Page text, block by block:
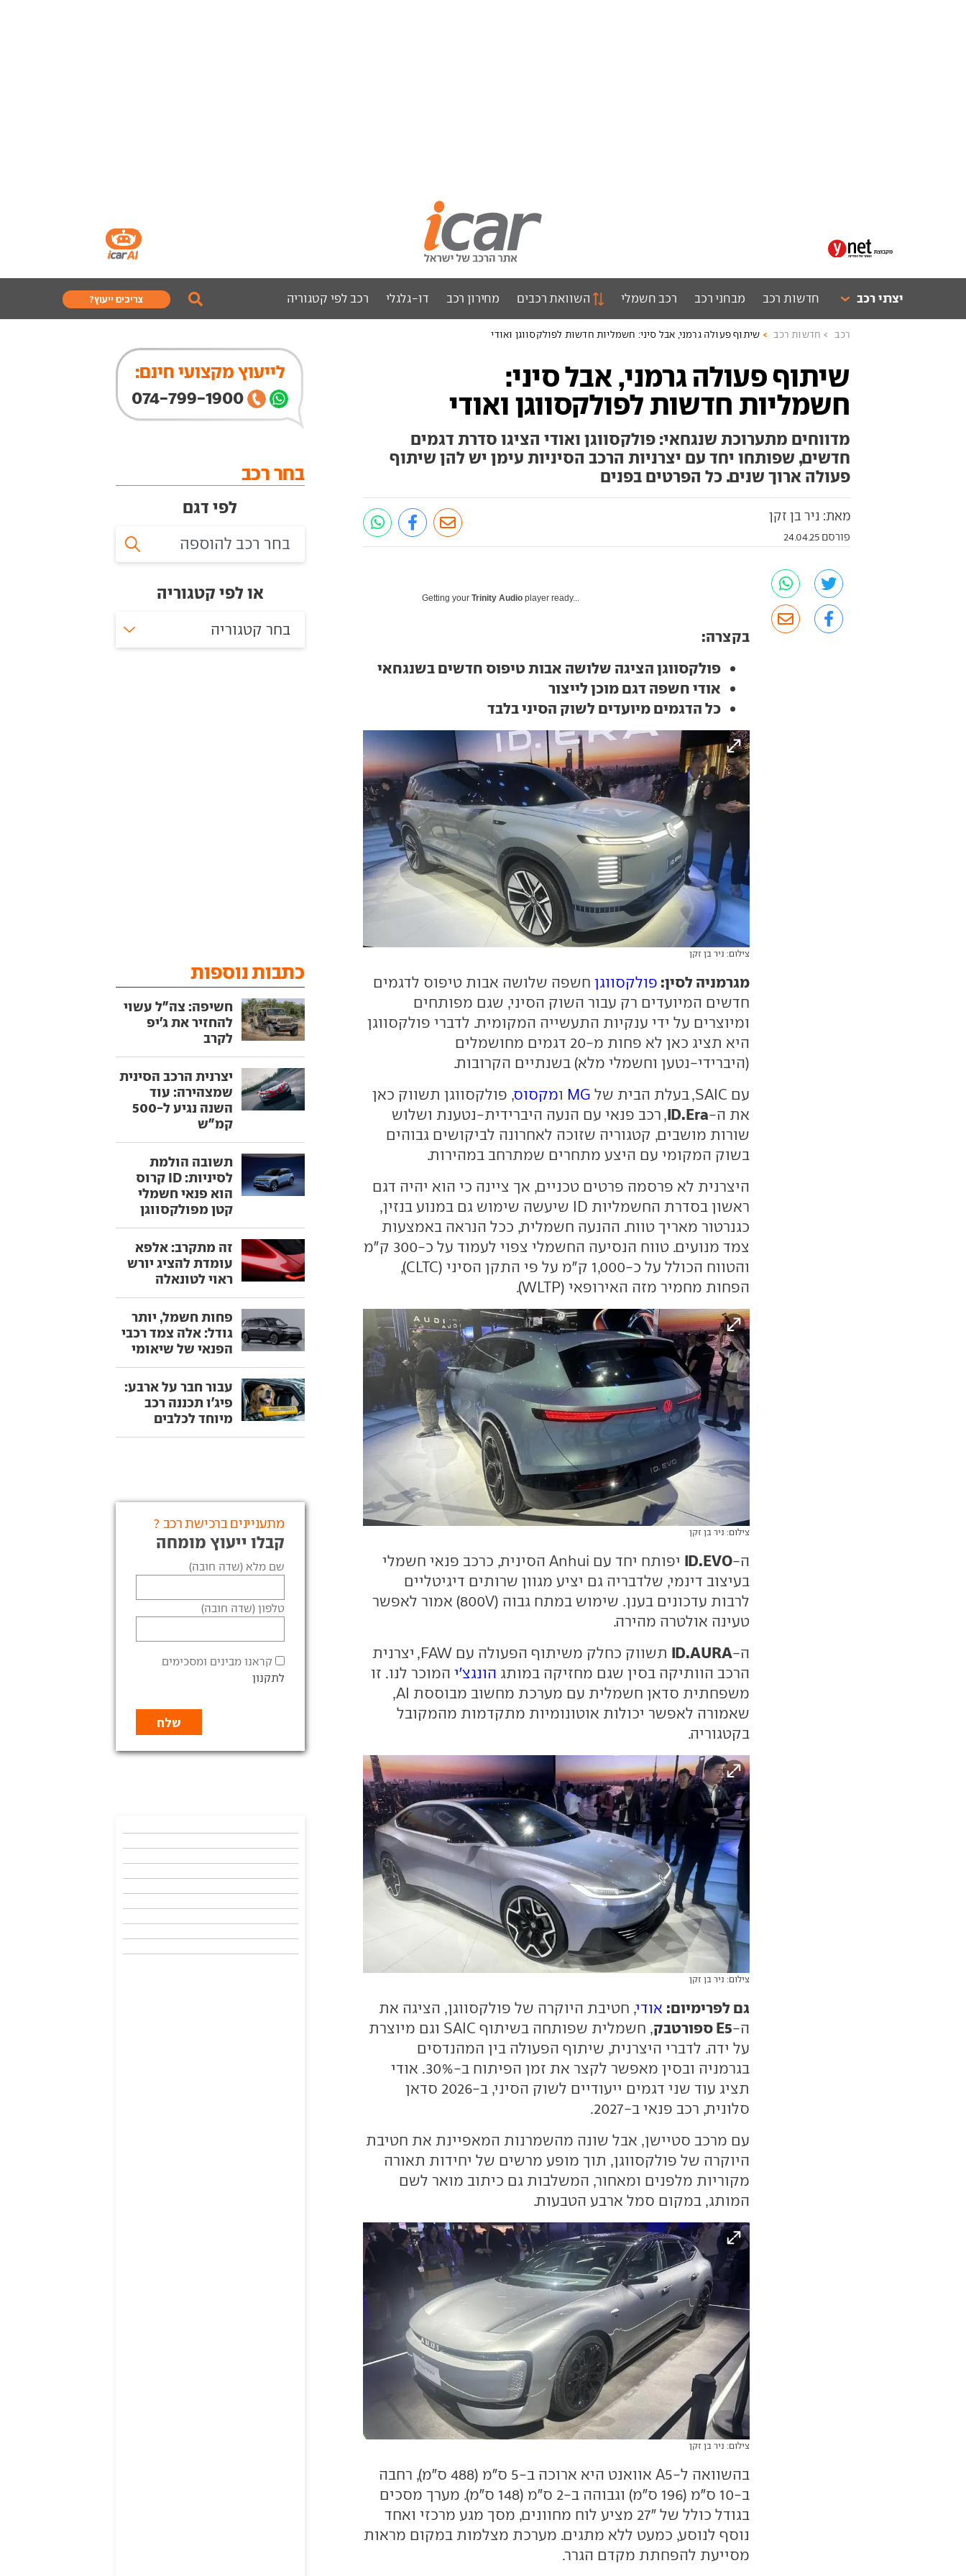
יצרני רכב חדשות רכב מבחני רכב רכב חשמלי השוואת רכבים מחירון רכב דו-גלגלי רכב לפי קטגוריה צריכים ייעוץ?
רכב חדשות רכב שיתוף פעולה גרמני, אבל סיני: חשמליות חדשות לפולקסווגן ואודי
שיתוף פעולה גרמני, אבל סיני:
חשמליות חדשות לפולקסווגן ואודי
מדווחים מתערוכת שנגחאי: פולקסווגן ואודי הציגו סדרת דגמים
חדשים, שפותחו יחד עם יצרניות הרכב הסיניות עימן יש להן שיתוף
פעולה ארוך שנים. כל הפרטים בפנים
מאת: ניר בן זקן
פורסם 24.04.25
Getting yourTrinity Audio player ready...
בקצרה:
פולקסווגן הציגה שלושה אבות טיפוס חדשים בשנגחאי
אודי חשפה דגם מוכן לייצור
כל הדגמים מיועדים לשוק הסיני בלבד
צילום: ניר בן זקן
מגרמניה לסין: פולקסווגן חשפה שלושה אבות טיפוס לדגמים
חדשים המיועדים רק עבור השוק הסיני, שגם מפותחים
ומיוצרים על ידי ענקיות התעשייה המקומית. לדברי פולקסווגן
היא תציג כאן לא פחות מ-20 דגמים מחושמלים
(היברידי-נטען וחשמלי מלא) בשנתיים הקרובות.
עם SAIC, בעלת הבית של
MG ומקסוס, פולקסווגן תשווק כאן
את ה-ID.Era, רכב פנאי עם הנעה היברידית-נטענת ושלוש
שורות מושבים, קטגוריה שזוכה לאחרונה לביקושים גבוהים
בשוק המקומי עם היצע מתחרים שמתרחב במהירות.
היצרנית לא פרסמה פרטים טכניים, אך ציינה כי הוא יהיה דגם
ראשון בסדרת החשמליות ID שיעשה שימוש גם במנוע בנזין,
כגנרטור מאריך טווח. ההנעה חשמלית, ככל הנראה באמצעות
צמד מנועים. טווח הנסיעה החשמלי צפוי לעמוד על כ-300 ק״מ
והטווח הכולל על כ-1,000 ק״מ על פי התקן הסיני (CLTC),
הפחות מחמיר מזה האירופאי (WLTP).
צילום: ניר בן זקן
ה-ID.EVO
יפותח יחד עם Anhui הסינית, כרכב פנאי חשמלי
בעיצוב דינמי, שלדבריה גם יציע מגוון שרותים דיגיטליים
לרבות עדכונים בענן. שימוש במתח גבוה (800V) אמור לאפשר
טעינה אולטרה מהירה.
ה-ID.AURA
תשווק כחלק משיתוף הפעולה עם FAW, יצרנית
הרכב הוותיקה בסין שגם מחזיקה במותג הונגצ'י המוכר לנו. זו
משפחתית סדאן חשמלית עם מערכת מחשוב מבוססת AI,
שאמורה לאפשר יכולות אוטונומיות מתקדמות מהמקובל
בקטגוריה.
צילום: ניר בן זקן
גם לפרימיום: אודי, חטיבת היוקרה של פולקסווגן, הציגה את
ה-E5 ספורטבק
, חשמלית שפותחה בשיתוף SAIC וגם מיוצרת
על ידה. לדברי היצרנית, שיתוף הפעולה בין המהנדסים
בגרמניה ובסין מאפשר לקצר את זמן הפיתוח ב-30%. אודי
תציג עוד שני דגמים ייעודיים לשוק הסיני, ב-2026 סדאן
סלונית, רכב פנאי ב-2027.
עם מרכב סטיישן, אבל שונה מהשמרנות המאפיינת את חטיבת
היוקרה של פולקסווגן, תוך מופע מרשים של יחידות תאורה
מקוריות מלפנים ומאחור, המשלבות גם כיתוב מואר לשם
המותג, במקום סמל ארבע הטבעות.
צילום: ניר בן זקן
בהשוואה ל-A5 אוואנט היא ארוכה ב-5 ס"מ (488 ס"מ), רחבה
ב-10 ס"מ (196 ס"מ) וגבוהה ב-2 ס"מ (148 ס"מ). מערך מסכים
בגודל כולל של "27 מציע לוח מחוונים, מסך מגע מרכזי ואחד
נוסף לנוסע, כמעט ללא מתגים. מערכת מצלמות במקום מראות
מסייעת להפחתת מקדם הגרר.
לייעוץ מקצועי חינם:
074-799-1900
בחר רכב
לפי דגם
או לפי קטגוריה
בחר קטגוריה
כתבות נוספות
חשיפה: צה"ל עשוי
להחזיר את ג'יפ
לקרב
יצרנית הרכב הסינית
שמצהירה: עוד
השנה נגיע ל-500
קמ"ש
תשובה הולמת
לסיניות: ID קרוס
הוא פנאי חשמלי
קטן מפולקסווגן
זה מתקרב: אלפא
עומדת להציג יורש
ראוי לטונאלה
פחות חשמל, יותר
גודל: אלה צמד רכבי
הפנאי של שיאומי
עבור חבר על ארבע:
פיג'ו תכננה רכב
מיוחד לכלבים
מתעניינים ברכישת רכב ?
קבלו ייעוץ מומחה
שם מלא (שדה חובה)
טלפון (שדה חובה)
קראנו מבינים ומסכימים
לתקנון